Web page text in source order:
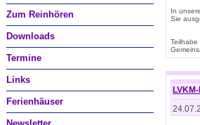
Zum Reinhören
Downloads
Termine
Links
Ferienhäuser
In
Sie
Teilhabe